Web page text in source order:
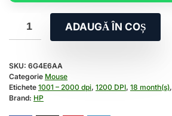
ADAUGĂ ÎN COȘ
SKU: 6G4E6AA
Categorie Mouse
Etichete 1001 – 2000 dpi, 1200 DPI, 18 month(s),
Brand: HP